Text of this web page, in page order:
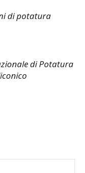
di potatura
di Potatura